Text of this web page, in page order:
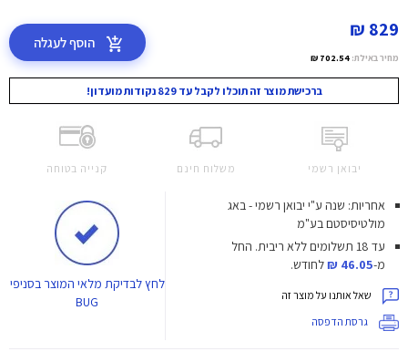
829 ₪
מחיר באילת: 702.54 ₪
הוסף לעגלה
ברכישת מוצר זה תוכלו לקבל עד 829 נקודות מועדון!
יבואן רשמי משלוח חינם קנייה בטוחה
אחריות: שנה ע"י יבואן רשמי - באג
מולטיסיסטם בע"מ
עד 18 תשלומים ללא ריבית.
החל
מ-46.05 ₪ לחודש.
שאל אותנו על מוצר זה
גרסת הדפסה
לחץלבדיקת מלאי המוצר בסניפי
BUG